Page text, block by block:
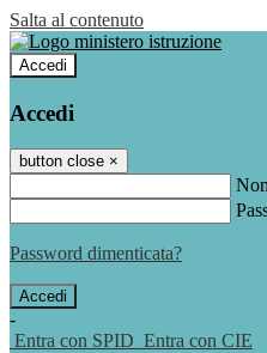
Salta al contenuto
Accedi
Accedi
button close ×
Password dimenticata?
-
Entra con SPID Entra con CIE